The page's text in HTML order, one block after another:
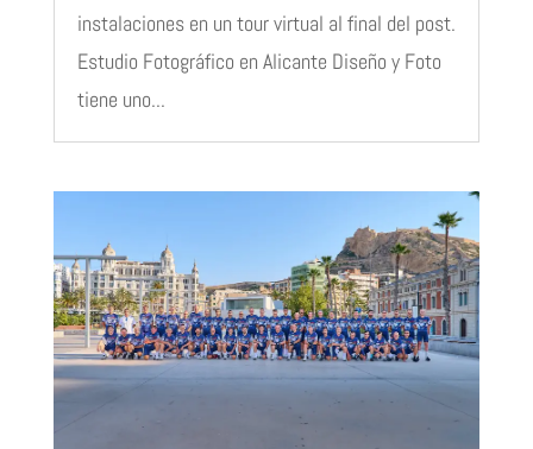
instalaciones en un tour virtual al final del post.
Estudio Fotográfico en Alicante Diseño y Foto
tiene uno...